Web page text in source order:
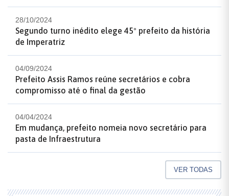
28/10/2024
Segundo turno inédito elege 45º prefeito da história
de Imperatriz
04/09/2024
Prefeito Assis Ramos reúne secretários e cobra
compromisso até o final da gestão
04/04/2024
Em mudança, prefeito nomeia novo secretário para
pasta de Infraestrutura
VER TODAS